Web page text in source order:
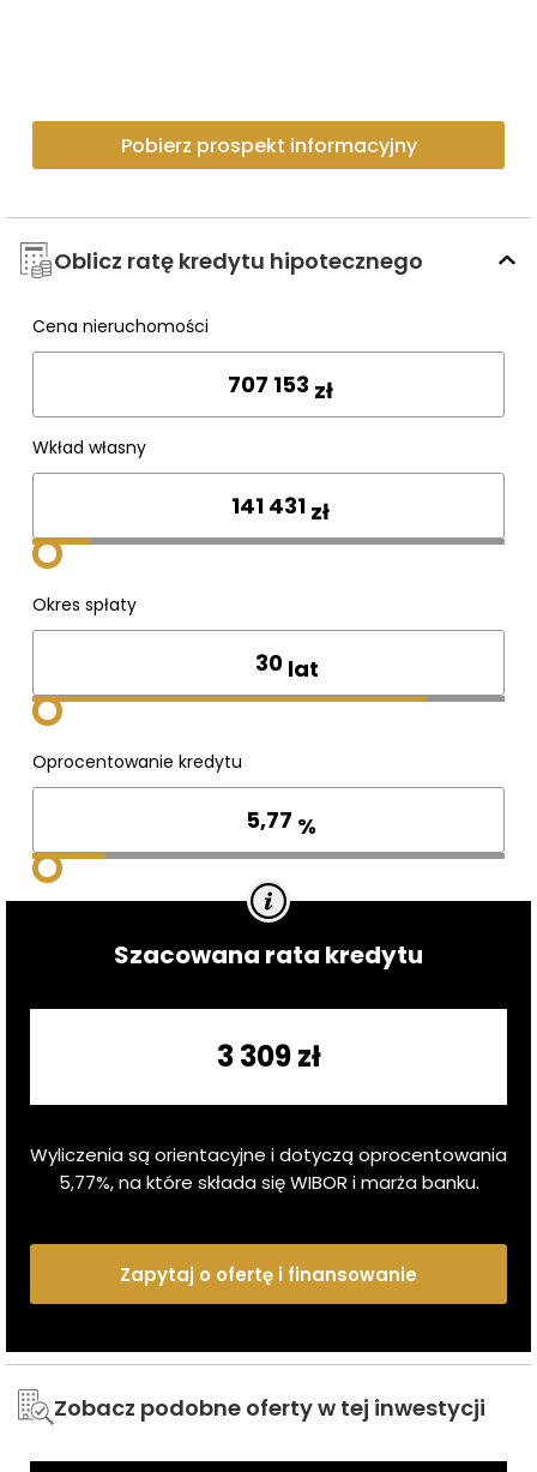
Pobierz prospekt informacyjny
Oblicz ratę kredytu hipotecznego
Cena nieruchomości
Wpisz cenę
zł
Wkład własny
zł
Okres spłaty
lat
Oprocentowanie kredytu
%
Szacowana rata kredytu
3 309 zł
Wyliczenia są orientacyjne i dotyczą oprocentowania
5,77%, na które składa się WIBOR i marża banku.
Zapytaj o ofertę i finansowanie
Zobacz podobne oferty w tej inwestycji